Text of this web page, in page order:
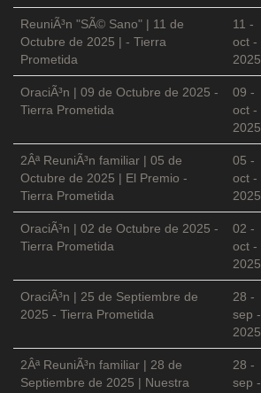
ReuniÃ³n "SÃ© Sano" | 11 de
Octubre de 2025 | - Tierra
Prometida
11 -
oct -
2025
OraciÃ³n | 09 de Octubre de 2025 -
Tierra Prometida
09 -
oct -
2025
2Âª ReuniÃ³n familiar | 05 de
Octubre de 2025 | El Premio -
Tierra Prometida
05 -
oct -
2025
OraciÃ³n | 02 de Octubre de 2025 -
Tierra Prometida
02 -
oct -
2025
OraciÃ³n | 25 de Septiembre de
2025 - Tierra Prometida
28 -
sep -
2025
2Âª ReuniÃ³n familiar | 28 de
Septiembre de 2025 | Nuestra
28 -
sep -